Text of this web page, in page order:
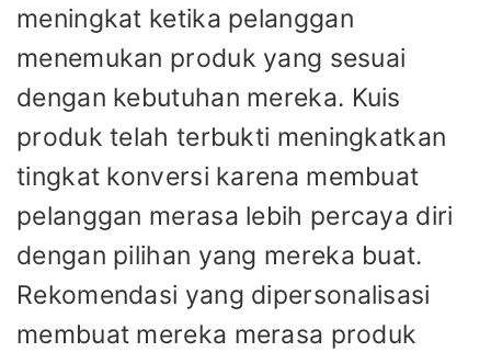
meningkat ketika pelanggan
menemukan produk yang sesuai
dengan kebutuhan mereka. Kuis
produk telah terbukti meningkatkan
tingkat konversi karena membuat
pelanggan merasa lebih percaya diri
dengan pilihan yang mereka buat.
Rekomendasi yang dipersonalisasi
membuat mereka merasa produk